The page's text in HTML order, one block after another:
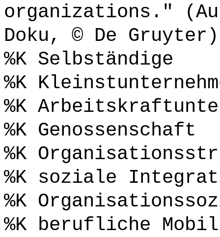
organizations."
Doku, © De
%K Selbständige
%K
%K
%K Genossenschaft
%K
%K soziale
%K
%K berufliche